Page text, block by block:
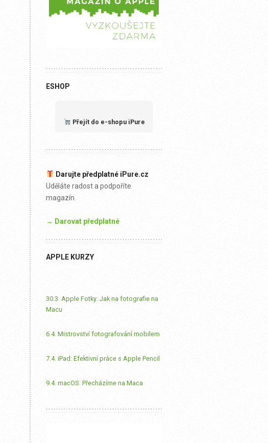
ESHOP
Přejít do e-shopu iPure
Darujte předplatné iPure.cz
Uděláte radost a podpoříte
magazín.
→ Darovat předplatné
APPLE KURZY
30.3. Apple Fotky: Jak na fotografie na
Macu
6.4. Mistrovství fotografování mobilem
7.4. iPad: Efektivní práce s Apple Pencil
9.4. macOS: Přecházíme na Maca